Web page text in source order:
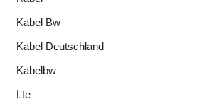
Kabel Bw
Kabel Deutschland
Kabelbw
Lte